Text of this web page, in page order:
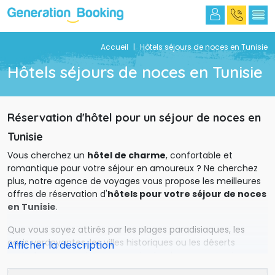
Accueil | Hôtels séjours de noces en Tunisie
Hôtels séjours de noces en Tunisie
Réservation d'hôtel pour un séjour de noces en
Tunisie
Vous cherchez un hôtel de charme, confortable et
romantique pour votre séjour en amoureux ? Ne cherchez
plus, notre agence de voyages vous propose les meilleures
offres de réservation d'hôtels pour votre séjour de noces
en Tunisie.
Que vous soyez attirés par les plages paradisiaques, les
oasis verdoyantes, les villes historiques ou les déserts
sélection des meilleurs hôtels, adaptés à tous les budgets et